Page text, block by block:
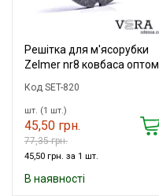
Решітка для м'ясорубки
Zelmer nr8 ковбаса оптом
Код SET-820
шт. (1 шт.)
45,50 грн.
77,35 грн.
45,50 грн. за 1 шт.
В наявності